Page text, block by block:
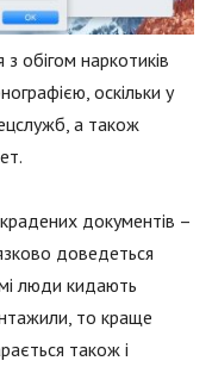
обігом наркотиків
оскільки у
а також
документів –
доведеться
люди кидають
то краще
також і